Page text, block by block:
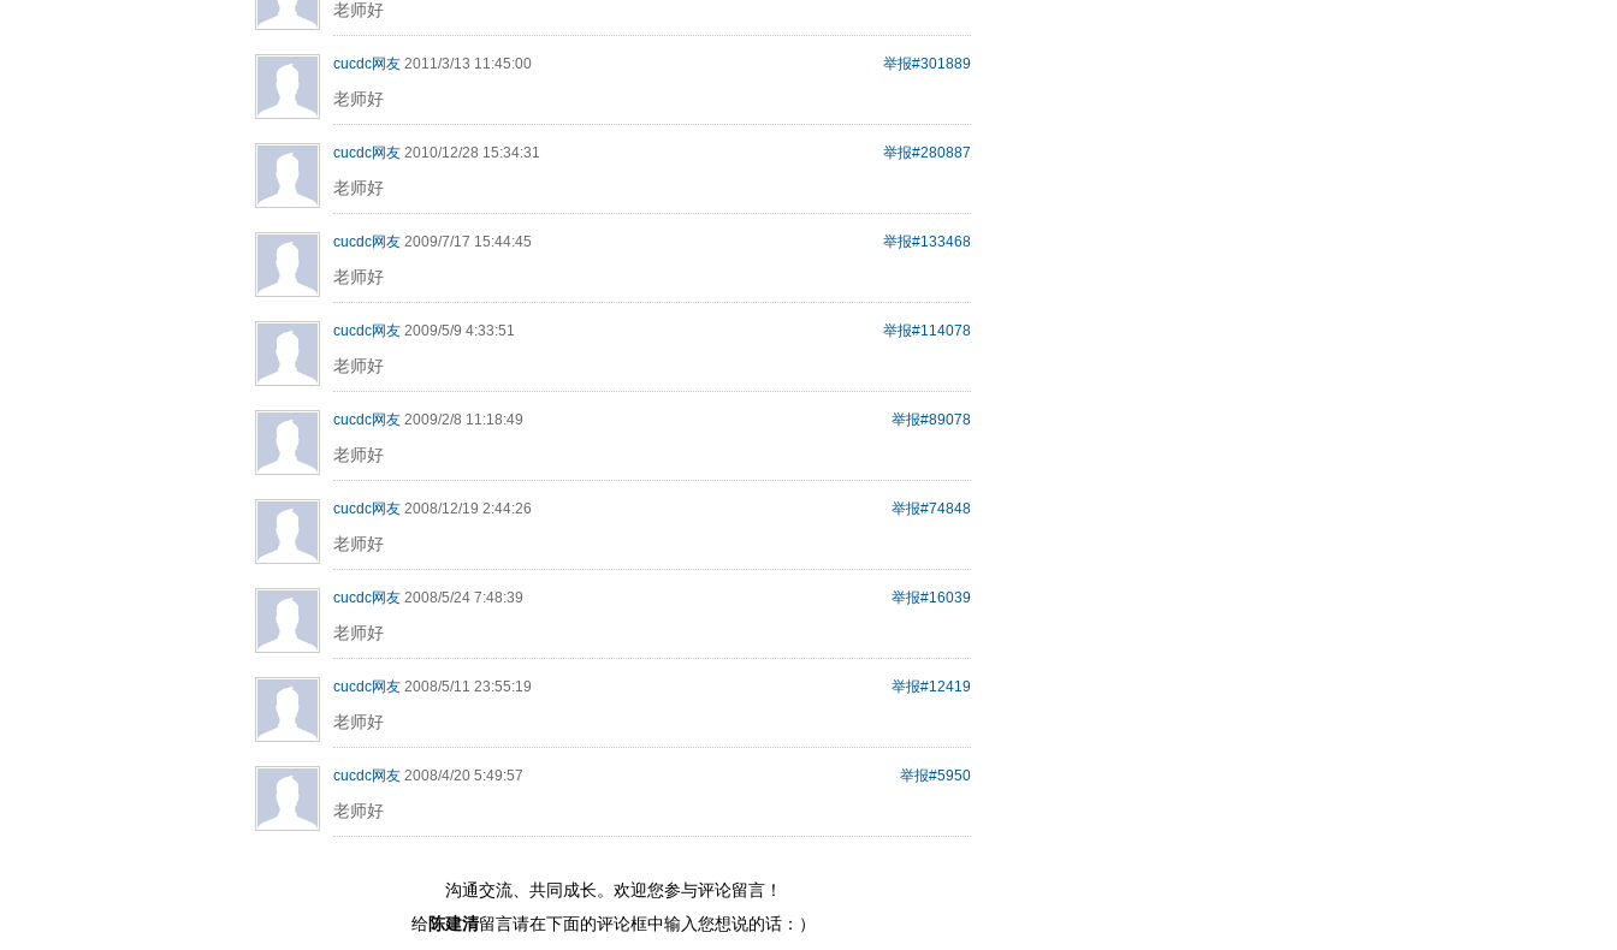
老师好
举报#301889
cucdc网友 2011/3/13 11:45:00
老师好
举报#280887
cucdc网友 2010/12/28 15:34:31
老师好
举报#133468
cucdc网友 2009/7/17 15:44:45
老师好
举报#114078
cucdc网友 2009/5/9 4:33:51
老师好
举报#89078
cucdc网友 2009/2/8 11:18:49
老师好
举报#74848
cucdc网友 2008/12/19 2:44:26
老师好
举报#16039
cucdc网友 2008/5/24 7:48:39
老师好
举报#12419
cucdc网友 2008/5/11 23:55:19
老师好
举报#5950
cucdc网友 2008/4/20 5:49:57
老师好
沟通交流、共同成长。欢迎您参与评论留言！
给陈建清留言请在下面的评论框中输入您想说的话：）